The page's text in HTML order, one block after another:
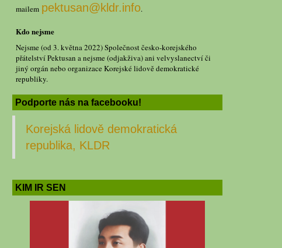
mailem pektusan@kldr.info.
Kdo nejsme
Nejsme (od 3. května 2022) Společnost česko-korejského
přátelství Pektusan a nejsme (odjakživa) ani velvyslanectví či
jiný orgán nebo organizace Korejské lidově demokratické
republiky.
Podporte nás na facebooku!
Korejská lidově demokratická
republika, KLDR
KIM IR SEN